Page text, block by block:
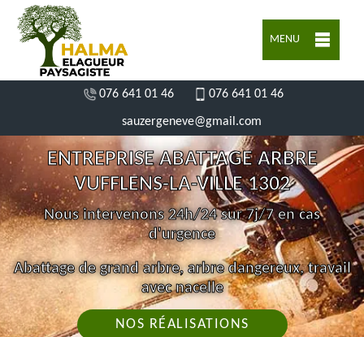
MENU
076 641 01 46 076 641 01 46
sauzergeneve@gmail.com
ENTREPRISE ABATTAGE ARBRE
VUFFLENS-LA-VILLE 1302
Nous intervenons 24h/24 sur 7j/7 en cas
d'urgence
Abattage de grand arbre, arbre dangereux, travail
avec nacelle
NOS RÉALISATIONS